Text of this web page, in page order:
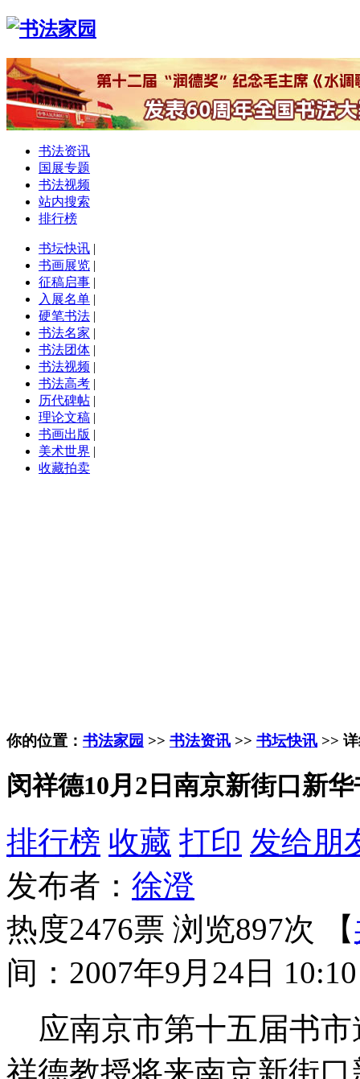
书法资讯
国展专题
书法视频
站内搜索
排行榜
书坛快讯 |
书画展览 |
征稿启事 |
入展名单 |
硬笔书法 |
书法名家 |
书法团体 |
书法视频 |
书法高考 |
历代碑帖 |
理论文稿 |
书画出版 |
美术世界 |
收藏拍卖
你的位置： 书法家园 >> 书法资讯 >> 书坛快讯 >>
闵祥德10月2日南京新街口新
排行榜 收藏 打印 发给朋
发布者： 徐澄
热度2476票 浏览897次 【
间：2007年9月24日 10:10
应南京市第十五届书市